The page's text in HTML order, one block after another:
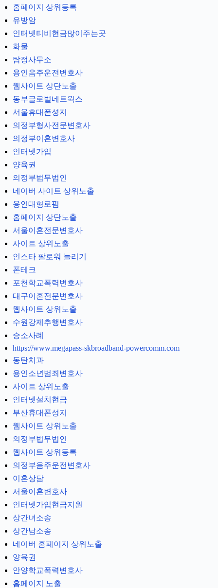
홈페이지 상위등록
유방암
인터넷티비현금많이주는곳
화물
탐정사무소
용인음주운전변호사
웹사이트 상단노출
동부글로벌네트웍스
서울휴대폰성지
의정부형사전문변호사
의정부이혼변호사
인터넷가입
양육권
의정부법무법인
네이버 사이트 상위노출
용인대형로펌
홈페이지 상단노출
서울이혼전문변호사
사이트 상위노출
인스타 팔로워 늘리기
폰테크
포천학교폭력변호사
대구이혼전문변호사
웹사이트 상위노출
수원강제추행변호사
승소사례
https://www.megapass-skbroadband-powercomm.com
동탄치과
용인소년범죄변호사
사이트 상위노출
인터넷설치현금
부산휴대폰성지
웹사이트 상위노출
의정부법무법인
웹사이트 상위등록
의정부음주운전변호사
이혼상담
서울이혼변호사
인터넷가입현금지원
상간녀소송
상간남소송
네이버 홈페이지 상위노출
양육권
안양학교폭력변호사
홈페이지 노출